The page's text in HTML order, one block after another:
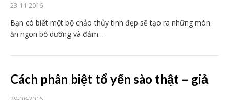
23-11-2016
Bạn có biết một bộ chảo thủy tinh đẹp sẽ tạo ra những món
ăn ngon bổ dưỡng và đảm…
Cách phân biệt tổ yến sào thật – giả